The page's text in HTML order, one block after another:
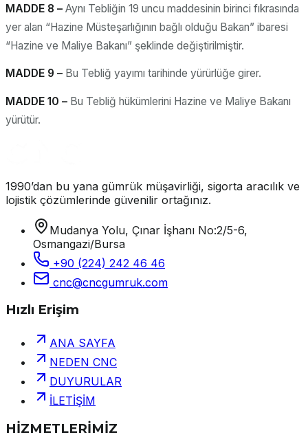
MADDE 8 – Aynı Tebliğin 19 uncu maddesinin birinci fıkrasında
yer alan “Hazine Müsteşarlığının bağlı olduğu Bakan” ibaresi
“Hazine ve Maliye Bakanı” şeklinde değiştirilmiştir.
MADDE 9 – Bu Tebliğ yayımı tarihinde yürürlüğe girer.
MADDE 10 – Bu Tebliğ hükümlerini Hazine ve Maliye Bakanı
yürütür.
1990’dan bu yana gümrük müşavirliği, sigorta aracılık ve
lojistik çözümlerinde güvenilir ortağınız.
Mudanya Yolu, Çınar İşhanı No:2/5-6,
Osmangazi/Bursa
+90 (224) 242 46 46
cnc@cncgumruk.com
Hızlı Erişim
ANA SAYFA
NEDEN CNC
DUYURULAR
İLETİŞİM
HİZMETLERİMİZ